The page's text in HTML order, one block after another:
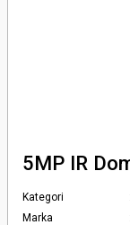
5MP IR
Kategori
Marka